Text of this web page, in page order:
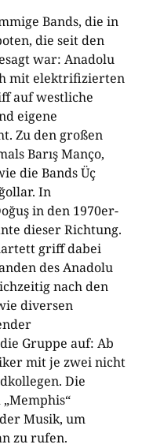
Bands, die in
die seit den
war: Anadolu
mit elektrifizierten
auf westliche
eigene
Zu den großen
Barış Manço,
die Bands Üç
In
in den 1970er-
dieser Richtung.
griff dabei
des Anadolu
nach den
diversen
Gruppe auf: Ab
mit je zwei nicht
Die
Musik, um
zu rufen.